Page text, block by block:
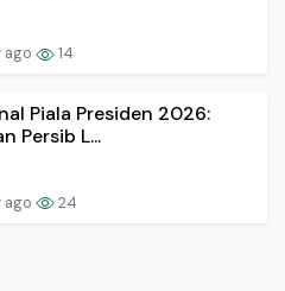
ago 14
Piala Presiden 2026:
Persib L...
ago 24